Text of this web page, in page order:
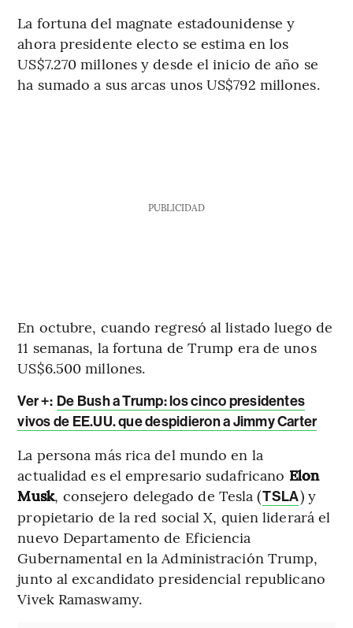
La fortuna del magnate estadounidense y
ahora presidente electo se estima en los
US$7.270 millones y desde el inicio de año se
ha sumado a sus arcas unos US$792 millones.
PUBLICIDAD
En octubre, cuando regresó al listado luego de
11 semanas, la fortuna de Trump era de unos
US$6.500 millones.
Ver +: De Bush a Trump: los cinco presidentes
vivos de EE.UU. que despidieron a Jimmy Carter
La persona más rica del mundo en la
actualidad es el empresario sudafricano Elon
Musk, consejero delegado de Tesla (TSLA) y
propietario de la red social X, quien liderará el
nuevo Departamento de Eficiencia
Gubernamental en la Administración Trump,
junto al excandidato presidencial republicano
Vivek Ramaswamy.